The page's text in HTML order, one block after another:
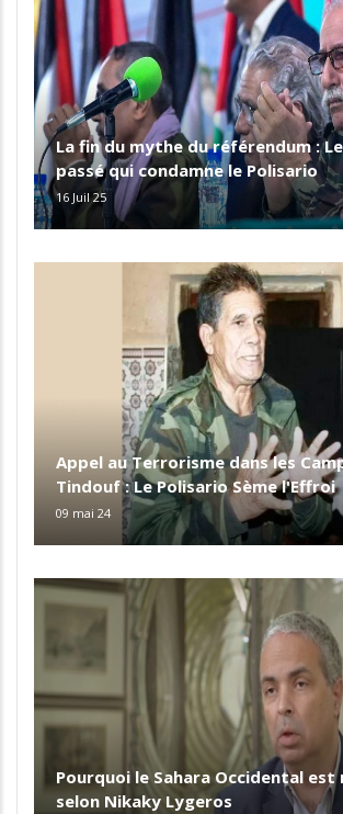
La fin du mythe du référendum :
passé qui condamne le Polisario
16 Juil 25
Appel au Terrorisme dans les
Tindouf : Le Polisario Sème l'Effroi
09 mai 24
Pourquoi le Sahara Occidental est
selon Nikaky Lygeros